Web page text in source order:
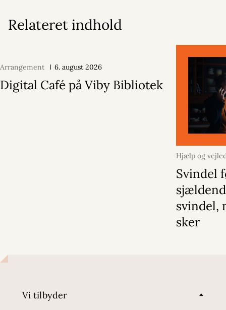
Relateret indhold
Arrangement 6. august 2026
Digital Café på Viby Bibliotek
Hjælp og
oktober 2025
Svindel
svindel,
sker
Vi tilbyder